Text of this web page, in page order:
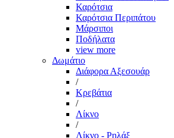
Καρότσια
Καρότσια Περιπάτου
Μάρσιποι
Ποδήλατα
view more
Δωμάτιο
Διάφορα Αξεσουάρ
/
Κρεβάτια
/
Λίκνο
/
Λίκνο - Ρηλάξ